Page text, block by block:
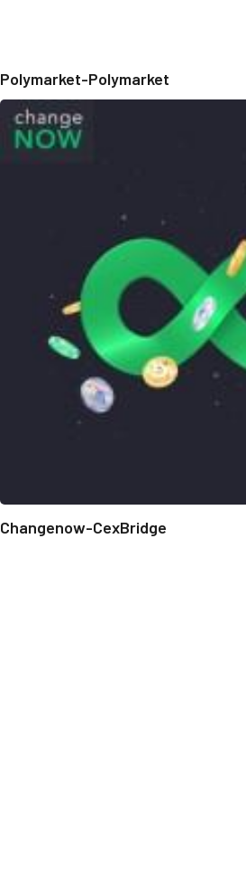
Polymarket-Polymarket
Changenow-CexBridge